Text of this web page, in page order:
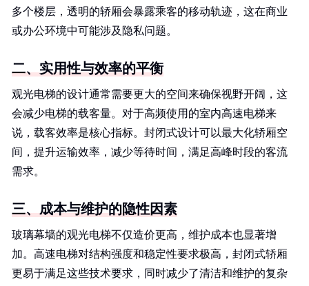
多个楼层，透明的轿厢会暴露乘客的移动轨迹，这在商业
或办公环境中可能涉及隐私问题。
二、实用性与效率的平衡
观光电梯的设计通常需要更大的空间来确保视野开阔，这
会减少电梯的载客量。对于高频使用的室内高速电梯来
说，载客效率是核心指标。封闭式设计可以最大化轿厢空
间，提升运输效率，减少等待时间，满足高峰时段的客流
需求。
三、成本与维护的隐性因素
玻璃幕墙的观光电梯不仅造价更高，维护成本也显著增
加。高速电梯对结构强度和稳定性要求极高，封闭式轿厢
更易于满足这些技术要求，同时减少了清洁和维护的复杂